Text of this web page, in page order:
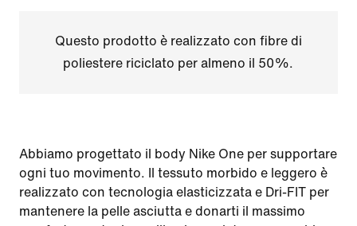
Questo prodotto è realizzato con fibre di
poliestere riciclato per almeno il 50%.
Abbiamo progettato il body Nike One per supportare
ogni tuo movimento. Il tessuto morbido e leggero è
realizzato con tecnologia elasticizzata e Dri-FIT per
mantenere la pelle asciutta e donarti il massimo